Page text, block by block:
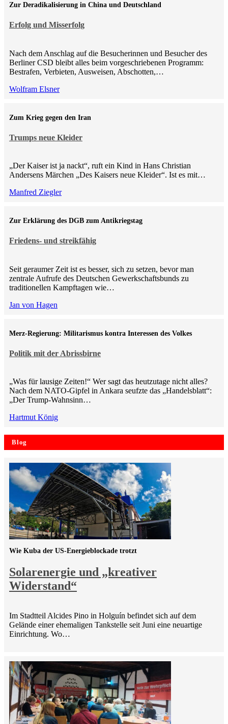
Erfolg und Misserfolg
Zur Deradikalisierung in China und Deutschland
Nach dem Anschlag auf die Besucherinnen und Besucher des
Berliner CSD bleibt alles beim vorgeschriebenen Programm:
Bestrafen, Verbieten, Ausweisen, Abschotten,…
Wolfram Elsner
Trumps neue Kleider
Zum Krieg gegen den Iran
„Der Kaiser ist ja nackt“, ruft ein Kind in Hans Christian
Andersens Märchen „Des Kaisers neue Kleider“. Ist es mit…
Manfred Ziegler
Friedens- und streikfähig
Zur Erklärung des DGB zum Antikriegstag
Seit geraumer Zeit ist es besser, sich zu setzen, bevor man
zentrale Aufrufe des Deutschen Gewerkschaftsbunds zu
traditionellen Kampftagen wie…
Jan von Hagen
Politik mit der Abrissbirne
Merz-Regierung: Militarismus kontra Inte­ressen des Volkes
„Was für lausige Zeiten!“ Wer sagt das heutzutage nicht alles?
Nach dem NATO-Gipfel in Ankara seufzte das „Handelsblatt“:
„Der Trump-Wahnsinn…
Hartmut König
Blog
Solarenergie und „kreativer
Widerstand“
Wie Kuba der US-Energieblockade trotzt
Im Stadtteil Alcides Pino in Holguín befindet sich auf dem
Gelände einer ehemaligen Tankstelle seit Juni eine neuartige
Einrichtung. Wo…